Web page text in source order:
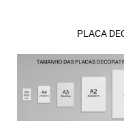
PLACA